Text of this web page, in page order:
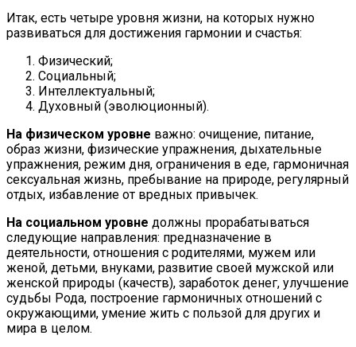
Итак, есть четыре уровня жизни, на которых нужно
развиваться для достижения гармонии и счастья:
Физический;
Социальный;
Интеллектуальный;
Духовный (эволюционный).
На физическом уровне важно: очищение, питание,
образ жизни, физические упражнения, дыхательные
упражнения, режим дня, ограничения в еде, гармоничная
сексуальная жизнь, пребывание на природе, регулярный
отдых, избавление от вредных привычек.
На социальном уровне должны прорабатываться
следующие направления: предназначение в
деятельности, отношения с родителями, мужем или
женой, детьми, внуками, развитие своей мужской или
женской природы (качеств), заработок денег, улучшение
судьбы Рода, построение гармоничных отношений с
окружающими, умение жить с пользой для других и
мира в целом.